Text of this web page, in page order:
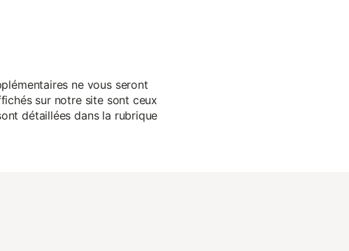
ne vous seront
sur notre site sont ceux
détaillées dans la rubrique